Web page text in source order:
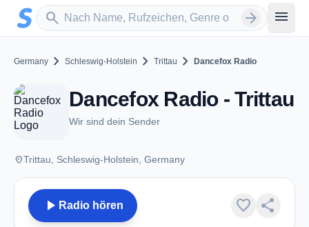
Zum Hauptinhalt springen
search
Sender suchen arrow_forward menu
Germany chevron_right Schleswig-Holstein chevron_right Trittau chevron_right Dancefox Radio
Dancefox Radio - Trittau
Wir sind dein Sender
placeTrittau, Schleswig-Holstein, Germany
play_arrow Radio hören favorite share